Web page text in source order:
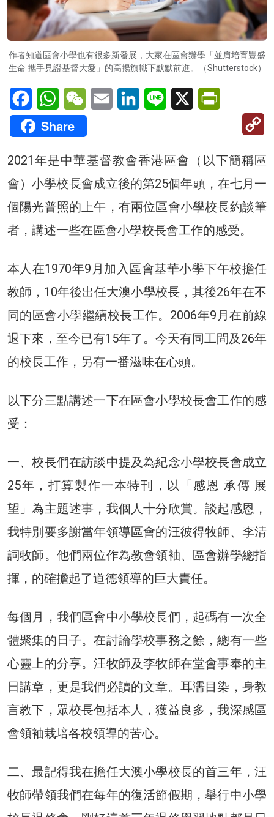
作者知道區會小學也有很多新發展，大家在區會辦學「並肩培育豐盛
生命 攜手見證基督大愛」的高揚旗幟下默默前進。（Shutterstock）
FacebookWhatsAppWeChatEmail LinkedInLine X
Share
2021年是中華基督教會香港區會（以下簡稱區
會）小學校長會成立後的第25個年頭，在七月一
個陽光普照的上午，有兩位區會小學校長約談筆
者，講述一些在區會小學校長會工作的感受。
本人在1970年9月加入區會基華小學下午校擔任
教師，10年後出任大澳小學校長，其後26年在不
同的區會小學繼續校長工作。2006年9月在前線
退下來，至今已有15年了。今天有同工問及26年
的校長工作，另有一番滋味在心頭。
以下分三點講述一下在區會小學校長會工作的感
受：
一、校長們在訪談中提及為紀念小學校長會成立
25年，打算製作一本特刊，以「感恩 承傳 展
望」為主題述事，我個人十分欣賞。談起感恩，
我特別要多謝當年領導區會的汪彼得牧師、李清
詞牧師。他們兩位作為教會領袖、區會辦學總指
揮，的確擔起了道德領導的巨大責任。
每個月，我們區會中小學校長們，起碼有一次全
體聚集的日子。在討論學校事務之餘，總有一些
心靈上的分享。汪牧師及李牧師在堂會事奉的主
日講章，更是我們必讀的文章。耳濡目染，身教
言教下，眾校長包括本人，獲益良多，我深感區
會領袖栽培各校領導的苦心。
二、最記得我在擔任大澳小學校長的首三年，汪
牧師帶領我們在每年的復活節假期，舉行中小學